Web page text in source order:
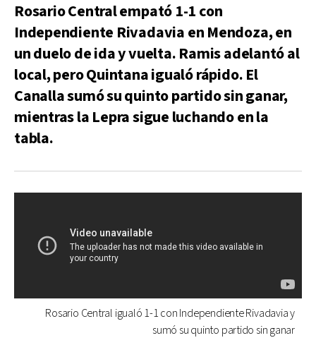
Rosario Central empató 1-1 con
Independiente Rivadavia en Mendoza, en
un duelo de ida y vuelta. Ramis adelantó al
local, pero Quintana igualó rápido. El
Canalla sumó su quinto partido sin ganar,
mientras la Lepra sigue luchando en la
tabla.
Rosario Central igualó 1-1 con Independiente Rivadavia y
sumó su quinto partido sin ganar